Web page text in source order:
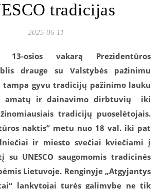
tradicijas
2025 06 11
13-osios vakarą Prezidentūros
drauge su Valstybės pažinimu
tampa gyvu tradicijų pažinimo lauku
amatų ir dainavimo dirbtuvių
iki
tradicijų puoselėtojais.
naktis“ metu nuo 18 val. iki pat
ir miesto svečiai kviečiami į
su UNESCO saugomomis tradicinės
Lietuvoje. Renginyje „Atgyjantys
lankytojai turės galimybę ne tik